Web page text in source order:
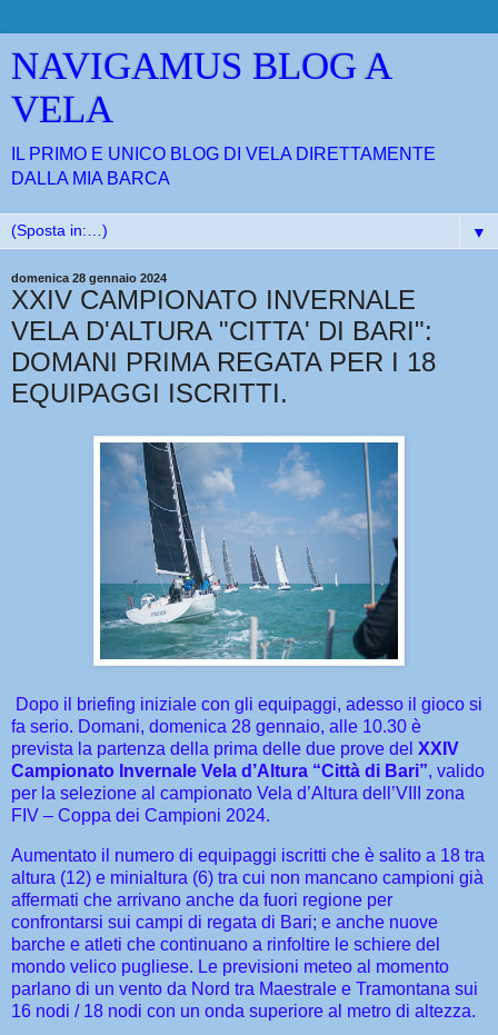
NAVIGAMUS BLOG A
VELA
IL PRIMO E UNICO BLOG DI VELA DIRETTAMENTE
DALLA MIA BARCA
▼
domenica 28 gennaio 2024
XXIV CAMPIONATO INVERNALE
VELA D'ALTURA "CITTA' DI BARI":
DOMANI PRIMA REGATA PER I 18
EQUIPAGGI ISCRITTI.
Dopo il briefing iniziale con gli equipaggi, adesso il gioco si
fa serio. Domani, domenica 28 gennaio, alle 10.30 è
prevista la partenza della prima delle due prove del XXIV
Campionato Invernale Vela d’Altura “Città di Bari”, valido
per la selezione al campionato Vela d’Altura dell’VIII zona
FIV – Coppa dei Campioni 2024.
Aumentato il numero di equipaggi iscritti che è salito a 18 tra
altura (12) e minialtura (6) tra cui non mancano campioni già
affermati che arrivano anche da fuori regione per
confrontarsi sui campi di regata di Bari; e anche nuove
barche e atleti che continuano a rinfoltire le schiere del
mondo velico pugliese. Le previsioni meteo al momento
parlano di un vento da Nord tra Maestrale e Tramontana sui
16 nodi / 18 nodi con un onda superiore al metro di altezza.